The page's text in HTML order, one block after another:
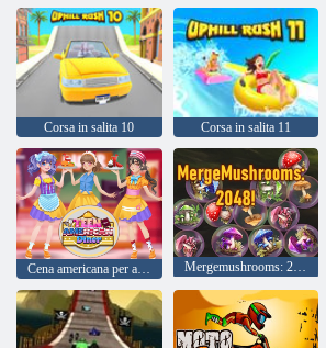
Corsa in salita 10 Corsa in salita 11
Mergemushrooms: 2048!